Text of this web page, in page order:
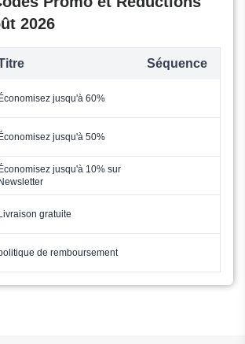
2026
Séquence
Économisez jusqu'à 60%
Économisez jusqu'à 50%
Économisez jusqu'à 10% sur
Newsletter
Livraison gratuite
de remboursement